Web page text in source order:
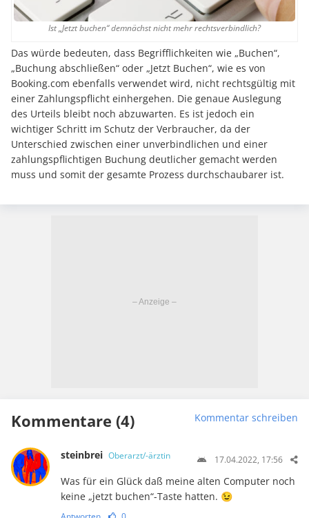
Ist „Jetzt buchen“ demnächst nicht mehr rechtsverbindlich?
Das würde bedeuten, dass Begrifflichkeiten wie „Buchen“,
„Buchung abschließen“ oder „Jetzt Buchen“, wie es von
Booking.com ebenfalls verwendet wird, nicht rechtsgültig mit
einer Zahlungspflicht einhergehen. Die genaue Auslegung
des Urteils bleibt noch abzuwarten. Es ist jedoch ein
wichtiger Schritt im Schutz der Verbraucher, da der
Unterschied zwischen einer unverbindlichen und einer
zahlungspflichtigen Buchung deutlicher gemacht werden
muss und somit der gesamte Prozess durchschaubarer ist.
Kommentare (4) Kommentar schreiben
steinbrei Oberarzt/-ärztin 17.04.2022, 17:56
Was für ein Glück daß meine alten Computer noch
keine „jetzt buchen“-Taste hatten. 😉